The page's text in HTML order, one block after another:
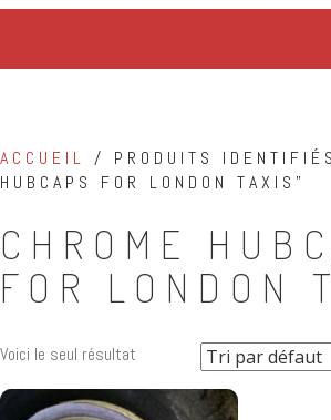
ACCUEIL / PRODUITS
HUBCAPS FOR LONDON TAXIS”
CHROME
FOR LONDON
Voici le seul résultat